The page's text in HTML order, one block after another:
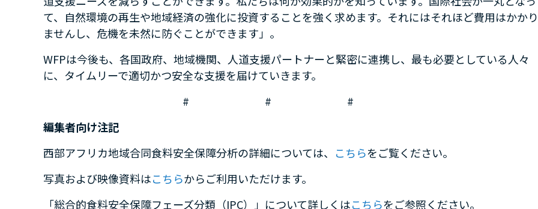
て、自然環境の再生や地域経済の強化に投資することを強く求めます。それにはそれほど費用はかかり
ませんし、危機を未然に防ぐことができます」。
WFPは今後も、各国政府、地域機関、人道支援パートナーと緊密に連携し、最も必要としている人々
に、タイムリーで適切かつ安全な支援を届けていきます。
#
#
#
編集者向け注記
西部アフリカ地域合同食料安全保障分析の詳細については、 こちらをご覧ください。
写真および映像資料はこちらからご利用いただけます。
「総合的食料安全保障フェーズ分類（IPC）」について詳しくはこちらをご参照ください。